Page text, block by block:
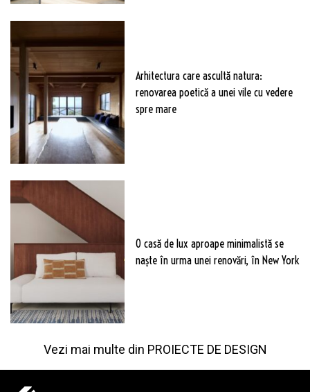
Arhitectura care ascultă natura:
renovarea poetică a unei vile cu vedere
spre mare
O casă de lux aproape minimalistă se
naște în urma unei renovări, în New York
Vezi mai multe din PROIECTE DE DESIGN